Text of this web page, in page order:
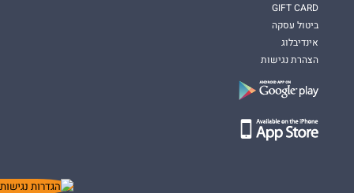
GIFT CARD
ביטול עסקה
אינדיבלוג
הצהרת נגישות